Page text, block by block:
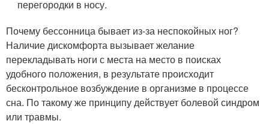
перегородки в носу.
Почему бессонница бывает из-за неспокойных ног?
Наличие дискомфорта вызывает желание
перекладывать ноги с места на место в поисках
удобного положения, в результате происходит
бесконтрольное возбуждение в организме в процессе
сна. По такому же принципу действует болевой синдром
или травмы.